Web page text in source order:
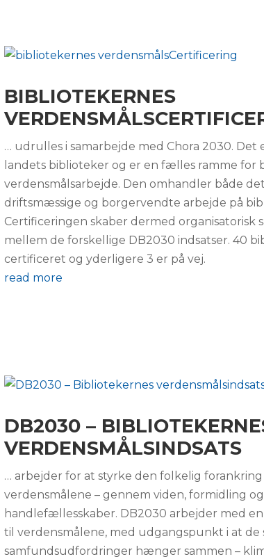
BIBLIOTEKERNES
… udrulles i samarbejde med Chora 2030.
landets biblioteker og er en fælles ramme for
verdensmålsarbejde. Den omhandler både
driftsmæssige og borgervendte arbejde på
Certificeringen skaber dermed organisatorisk
mellem de forskellige DB2030 indsatser. 40
certificeret og yderligere 3 er på vej.
read more
DB2030 –
VERDENSMÅLSINDSATS
… arbejder for at styrke den folkelig forankring
verdensmålene – gennem viden, formidling og
handlefællesskaber. DB2030 arbejder med
til verdensmålene, med udgangspunkt i at de
samfundsudfordringer hænger sammen –